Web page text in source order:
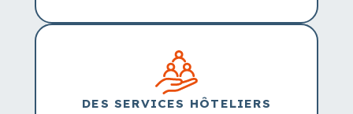
DES SERVICES HÔTELIERS